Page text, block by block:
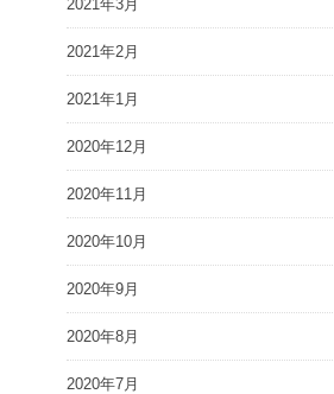
2021年3月
2021年2月
2021年1月
2020年12月
2020年11月
2020年10月
2020年9月
2020年8月
2020年7月